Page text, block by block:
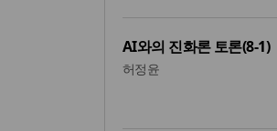
AI와의 진화론 토론(8-1)
허정윤